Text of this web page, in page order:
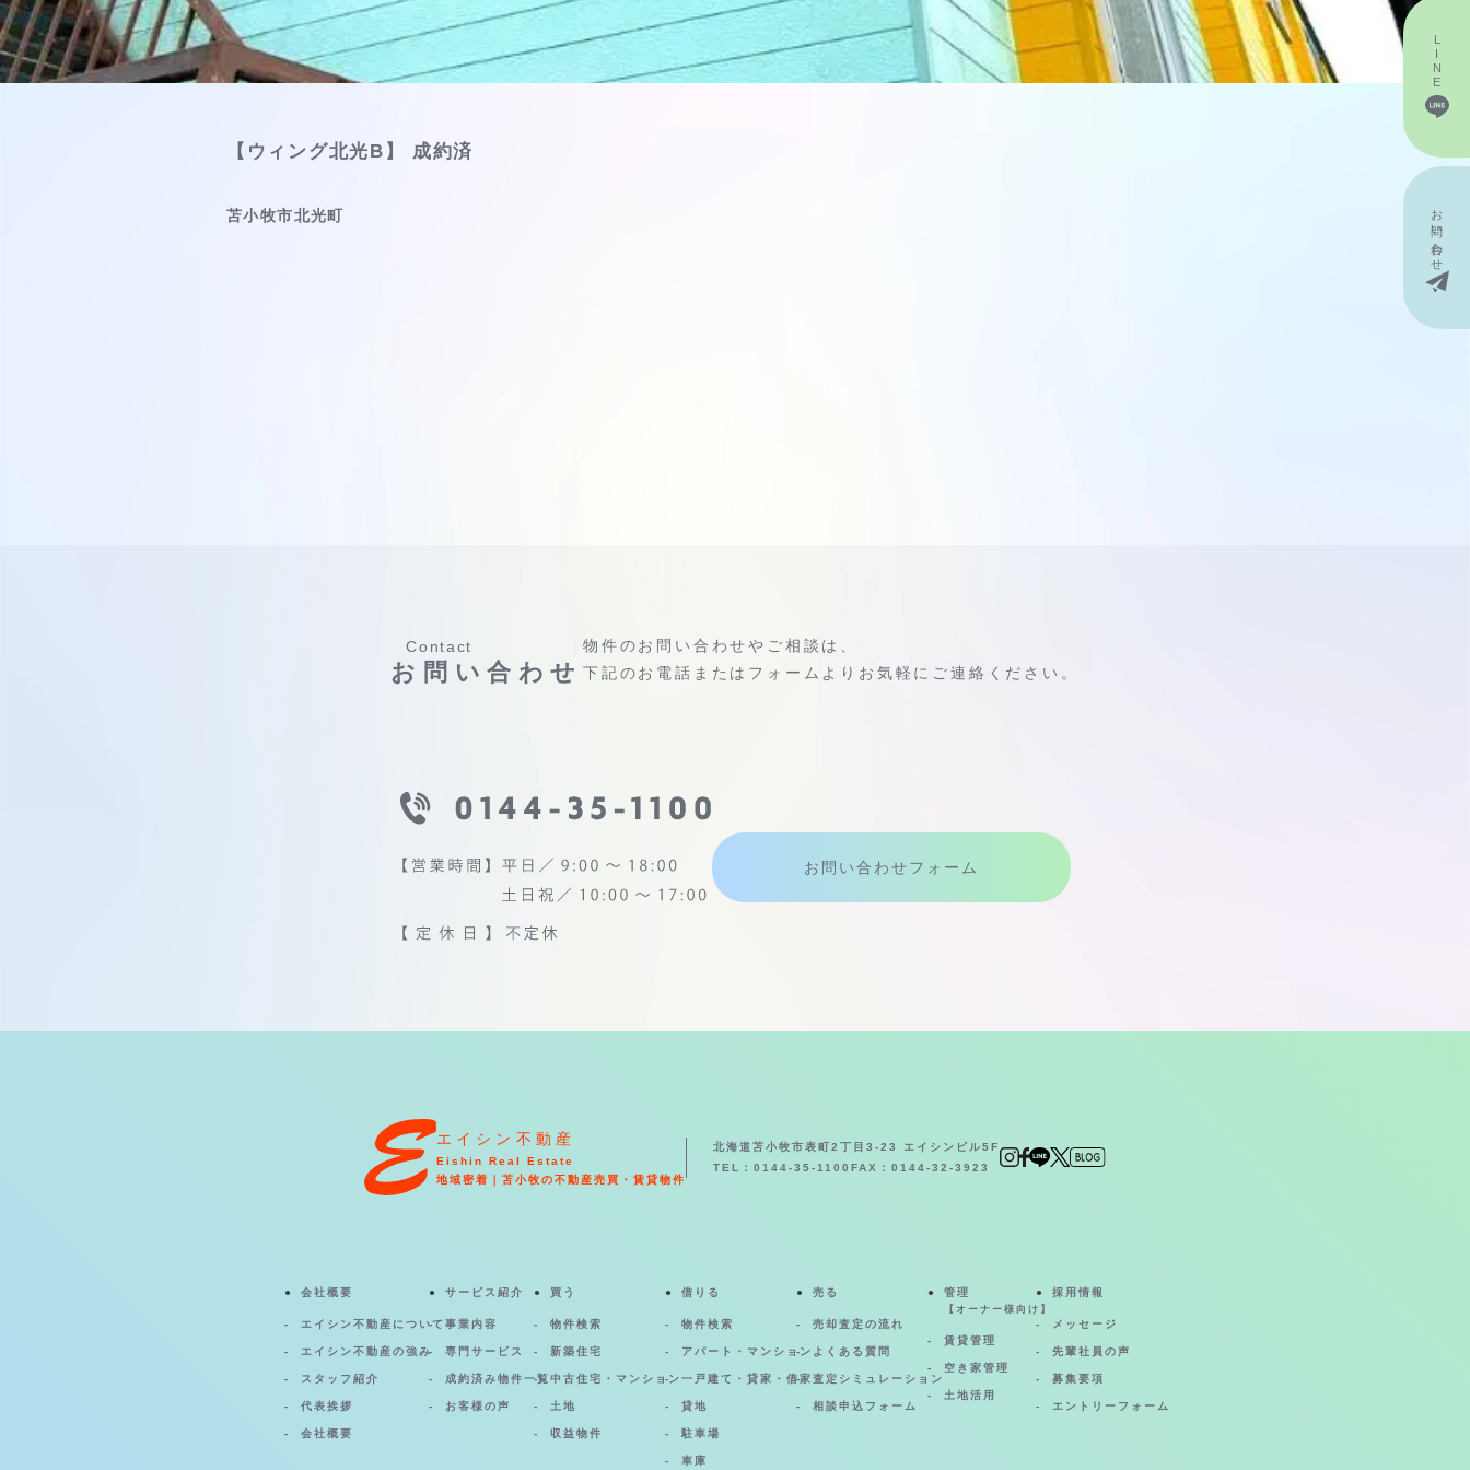
LINE
お問い
合わせ
【ウィング北光B】 成約済
苫小牧市北光町
Contact
お問い合わせ
物件のお問い合わせやご相談は、
下記のお電話またはフォームよりお気軽にご連絡ください。
お問い合わせフォーム
エイシン不動産
Eishin Real Estate
地域密着｜苫小牧の不動産売買・賃貸物件
北海道苫小牧市表町2丁目3-23 エイシンビル5F
TEL：0144-35-1100 FAX：0144-32-3923
会社概要
エイシン不動産について
エイシン不動産の強み
スタッフ紹介
代表挨拶
会社概要
サービス紹介
事業内容
専門サービス
成約済み物件一覧
お客様の声
買う
物件検索
新築住宅
中古住宅・マンション
土地
収益物件
借りる
物件検索
アパート・マンション
一戸建て・貸家・借家
貸地
駐車場
車庫
売る
売却査定の流れ
よくある質問
査定シミュレーション
相談申込フォーム
管理
【オーナー様向け】
賃貸管理
空き家管理
土地活用
採用情報
メッセージ
先輩社員の声
募集要項
エントリーフォーム